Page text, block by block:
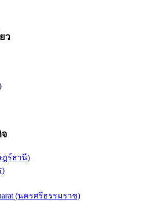
ว
จ
ฎร์ธานี)
)
(นครศรีธรรมราช)